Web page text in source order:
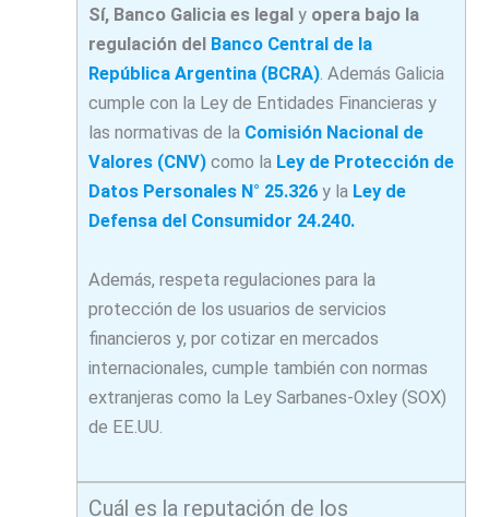
Sí, Banco Galicia es legal y opera bajo la
regulación del Banco Central de la
República Argentina (BCRA). Además Galicia
cumple con la Ley de Entidades Financieras y
las normativas de la Comisión Nacional de
Valores (CNV) como la Ley de Protección de
Datos Personales N° 25.326y la Ley de
Defensa del Consumidor 24.240.
Además, respeta regulaciones para la
protección de los usuarios de servicios
financieros y, por cotizar en mercados
internacionales, cumple también con normas
extranjeras como la Ley Sarbanes-Oxley (SOX)
de EE.UU.
Cuál es la reputación de los